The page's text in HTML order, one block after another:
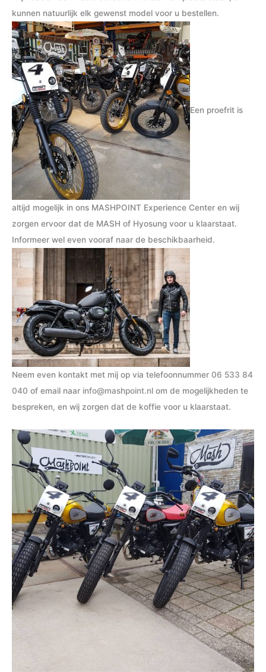
kunnen natuurlijk elk gewenst model voor u bestellen.
Een proefrit is
altijd mogelijk in ons MASHPOINT Experience Center en wij
zorgen ervoor dat de MASH of Hyosung voor u klaarstaat.
Informeer wel even vooraf naar de beschikbaarheid.
Neem even kontakt met mij op via telefoonnummer 06 533 84
040 of email naar info@mashpoint.nl om de mogelijkheden te
bespreken, en wij zorgen dat de koffie voor u klaarstaat.